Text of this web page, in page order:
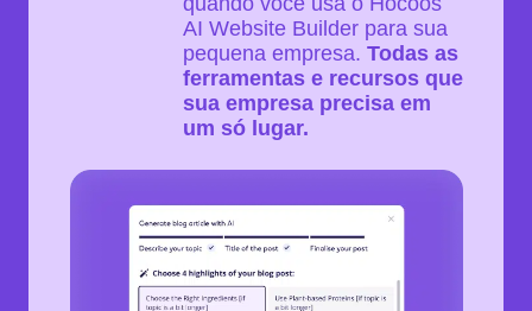
AI Website Builder para sua
pequena empresa. Todas as
ferramentas e recursos que
sua empresa precisa em
um só lugar.